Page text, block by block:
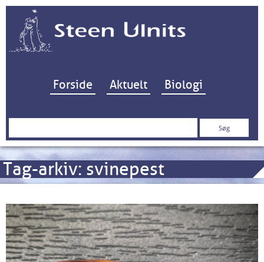
Hop til indhold
Forside Aktuelt Biologi
Søg
Tag-arkiv: svinepest